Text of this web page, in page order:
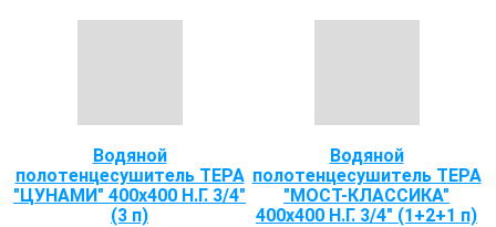
Водяной
полотенцесушитель ТЕРА
"ЦУНАМИ" 400х400 Н.Г. 3/4"
(3 п)
Водяной
полотенцесушитель ТЕРА
"МОСТ-КЛАССИКА"
400х400 Н.Г. 3/4" (1+2+1 п)